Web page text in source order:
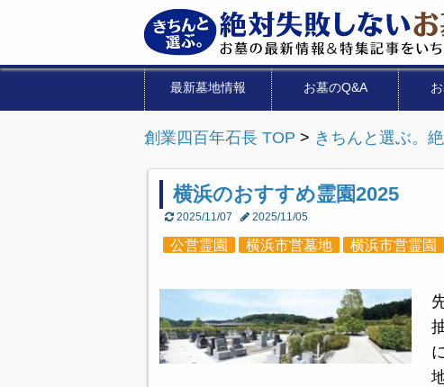
最新墓地情報 お墓のQ&A
創業四百年石長 TOP > きちんと選ぶ。
横浜のおすすめ霊園2025
2025/11/07 2025/11/05
公営霊園 横浜市営墓地 横浜市営霊園